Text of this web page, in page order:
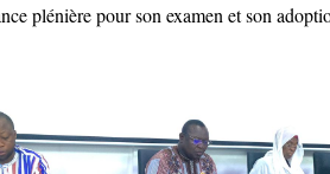
plénière pour son examen et son